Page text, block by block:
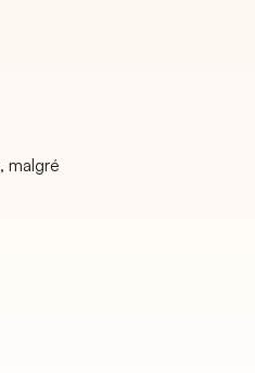
, malgré